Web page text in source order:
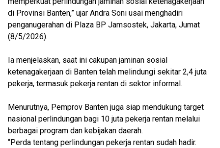
di Provinsi Banten,” ujar Andra Soni usai menghadiri
penganugerahan di Plaza BP Jamsostek, Jakarta, Jumat
(8/5/2026).
Ia menjelaskan, saat ini cakupan jaminan sosial
ketenagakerjaan di Banten telah melindungi sekitar 2,4 juta
pekerja, termasuk pekerja rentan di sektor informal.
Menurutnya, Pemprov Banten juga siap mendukung target
nasional perlindungan bagi 10 juta pekerja rentan melalui
berbagai program dan kebijakan daerah.
“Perda tentang perlindungan pekerja rentan sudah hadir.